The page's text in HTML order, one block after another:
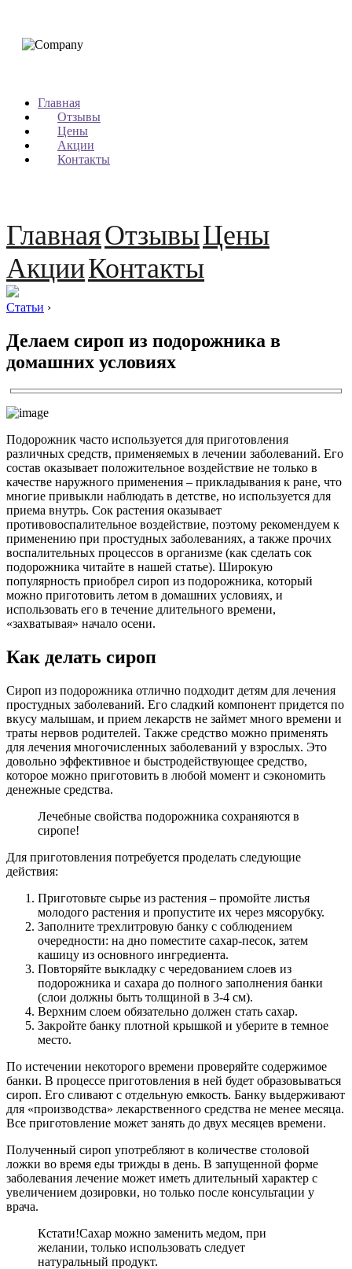
Главная
Отзывы
Цены
Акции
Контакты
ГлавнаяОтзывыЦены
АкцииКонтакты
Статьи ›
Делаем сироп из подорожника в
домашних условиях
Подорожник часто используется для приготовления
различных средств, применяемых в лечении заболеваний. Его
состав оказывает положительное воздействие не только в
качестве наружного применения – прикладывания к ране, что
многие привыкли наблюдать в детстве, но используется для
приема внутрь. Сок растения оказывает
противовоспалительное воздействие, поэтому рекомендуем к
применению при простудных заболеваниях, а также прочих
воспалительных процессов в организме (как сделать сок
подорожника читайте в нашей статье). Широкую
популярность приобрел сироп из подорожника, который
можно приготовить летом в домашних условиях, и
использовать его в течение длительного времени,
«захватывая» начало осени.
Как делать сироп
Сироп из подорожника отлично подходит детям для лечения
простудных заболеваний. Его сладкий компонент придется по
вкусу малышам, и прием лекарств не займет много времени и
траты нервов родителей. Также средство можно применять
для лечения многочисленных заболеваний у взрослых. Это
довольно эффективное и быстродействующее средство,
которое можно приготовить в любой момент и сэкономить
денежные средства.
Лечебные свойства подорожника сохраняются в
сиропе!
Для приготовления потребуется проделать следующие
действия:
Приготовьте сырье из растения – промойте листья
молодого растения и пропустите их через мясорубку.
Заполните трехлитровую банку с соблюдением
очередности: на дно поместите сахар-песок, затем
кашицу из основного ингредиента.
Повторяйте выкладку с чередованием слоев из
подорожника и сахара до полного заполнения банки
(слои должны быть толщиной в 3-4 см).
Верхним слоем обязательно должен стать сахар.
Закройте банку плотной крышкой и уберите в темное
место.
По истечении некоторого времени проверяйте содержимое
банки. В процессе приготовления в ней будет образовываться
сироп. Его сливают с отдельную емкость. Банку выдерживают
для «производства» лекарственного средства не менее месяца.
Все приготовление может занять до двух месяцев времени.
Полученный сироп употребляют в количестве столовой
ложки во время еды трижды в день. В запущенной форме
заболевания лечение может иметь длительный характер с
увеличением дозировки, но только после консультации у
врача.
Кстати!Сахар можно заменить медом, при
желании, только использовать следует
натуральный продукт.